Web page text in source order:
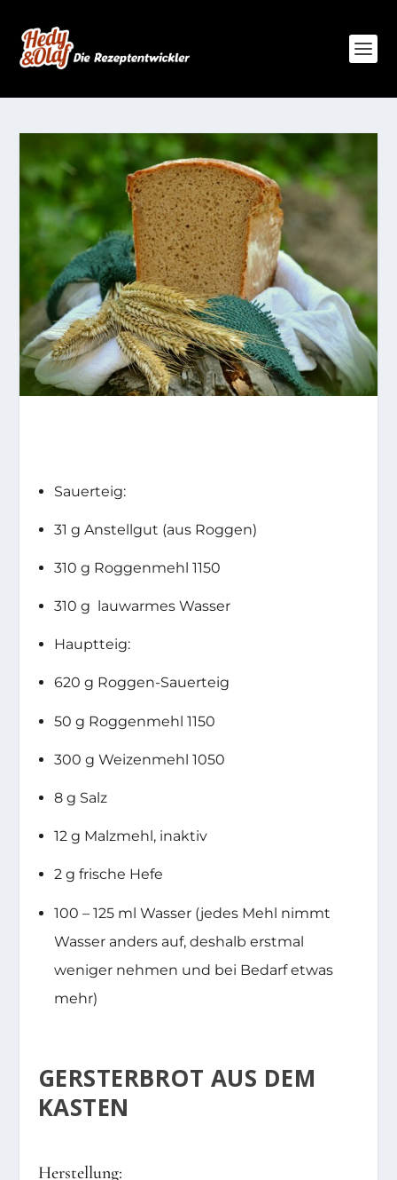
Sauerteig:
31 g Anstellgut (aus Roggen)
310 g Roggenmehl 1150
310 g lauwarmes Wasser
Hauptteig:
620 g Roggen-Sauerteig
50 g Roggenmehl 1150
300 g Weizenmehl 1050
8 g Salz
12 g Malzmehl, inaktiv
2 g frische Hefe
100 – 125 ml Wasser (jedes Mehl nimmt
Wasser anders auf, deshalb erstmal
weniger nehmen und bei Bedarf etwas
mehr)
GERSTERBROT AUS DEM
KASTEN
Herstellung: